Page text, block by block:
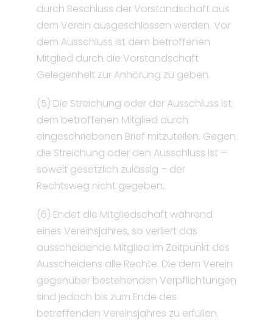
durch Beschluss der Vorstandschaft aus
dem Verein ausgeschlossen werden. Vor
dem Ausschluss ist dem betroffenen
Mitglied durch die Vorstandschaft
Gelegenheit zur Anhörung zu geben.
(5) Die Streichung oder der Ausschluss ist
dem betroffenen Mitglied durch
eingeschriebenen Brief mitzuteilen. Gegen
die Streichung oder den Ausschluss ist –
soweit gesetzlich zulässig – der
Rechtsweg nicht gegeben.
(6) Endet die Mitgliedschaft während
eines Vereinsjahres, so verliert das
ausscheidende Mitglied im Zeitpunkt des
Ausscheidens alle Rechte. Die dem Verein
gegenüber bestehenden Verpflichtungen
sind jedoch bis zum Ende des
betreffenden Vereinsjahres zu erfüllen.